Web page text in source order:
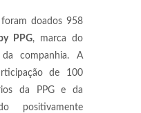
doados 958
PPG, marca do
companhia. A
de 100
da PPG e da
positivamente